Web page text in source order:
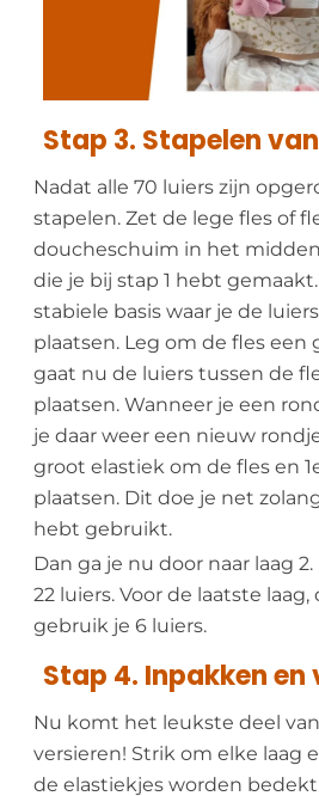
Stap 3. Stapelen
Nadat alle 70 luiers zijn
stapelen. Zet de lege fles of
doucheschuim in het
die je bij stap 1 hebt
stabiele basis waar je de
plaatsen. Leg om de fles een
gaat nu de luiers tussen de
plaatsen. Wanneer je een
je daar weer een nieuw
groot elastiek om de fles en
plaatsen. Dit doe je net
hebt gebruikt.
Dan ga je nu door naar laag
22 luiers. Voor de laatste
gebruik je 6 luiers.
Stap 4. Inpakken en
Nu komt het leukste deel
versieren! Strik om elke laag
de elastiekjes worden